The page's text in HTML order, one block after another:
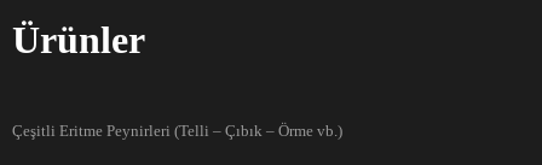
Ürünler
Çeşitli Eritme Peynirleri (Telli – Çıbık – Örme vb.)